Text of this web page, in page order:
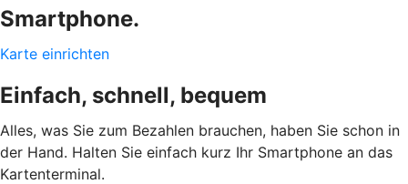
Smartphone.
Karte einrichten
Einfach, schnell, bequem
Alles, was Sie zum Bezahlen brauchen, haben Sie schon in
der Hand. Halten Sie einfach kurz Ihr Smartphone an das
Kartenterminal.